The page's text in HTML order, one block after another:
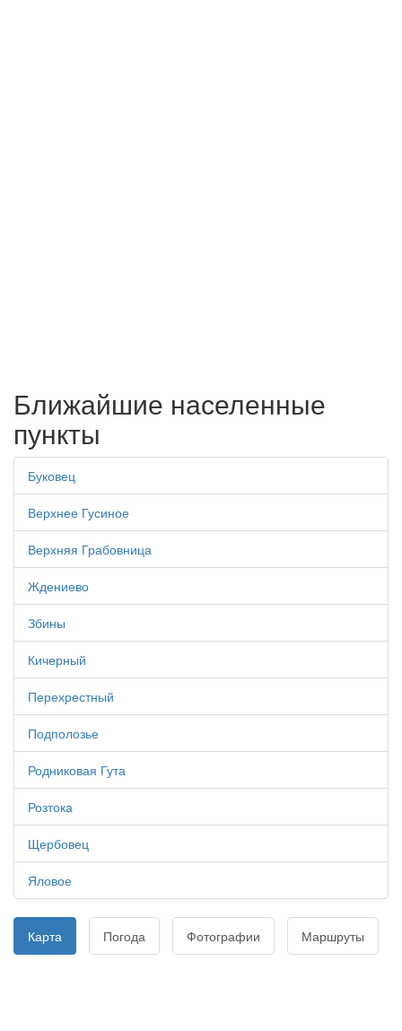
Ближайшие населенные
пункты
Буковец
Верхнее Гусиное
Верхняя Грабовница
Ждениево
Збины
Кичерный
Перехрестный
Подполозье
Родниковая Гута
Розтока
Щербовец
Яловое
Карта Погода Фотографии Маршруты